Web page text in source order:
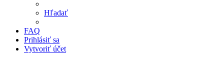
Hľadať
FAQ
Prihlásiť sa
Vytvoriť účet